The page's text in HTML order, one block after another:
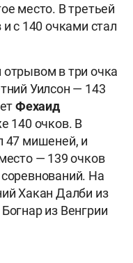
место. В третьей
с 140 очками стал
в три очка
Уилсон — 143
Фехаид
140 очков. В
47 мишеней, и
— 139 очков
На
Хакан Далби из
из Венгрии